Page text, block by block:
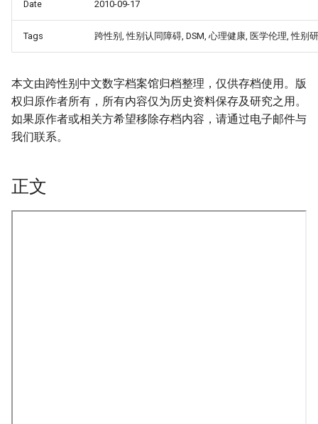
Date 2010-09-17
Tags 跨性别, 性别认同障碍, DSM, 心理健康, 医学伦理, 性别
本文由跨性别中文数字档案馆归档整理，仅供存档使用。版
权归原作者所有，所有内容仅为历史资料保存及研究之用。
如果原作者或相关方希望移除存档内容，请通过电子邮件与
我们联系。
正文